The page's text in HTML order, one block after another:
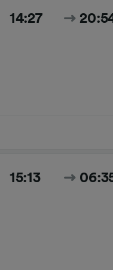
14:27
15:13